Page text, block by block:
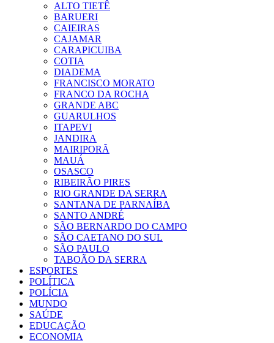
ALTO TIETÊ
BARUERI
CAIEIRAS
CAJAMAR
CARAPICUIBA
COTIA
DIADEMA
FRANCISCO MORATO
FRANCO DA ROCHA
GRANDE ABC
GUARULHOS
ITAPEVI
JANDIRA
MAIRIPORÃ
MAUÁ
OSASCO
RIBEIRÃO PIRES
RIO GRANDE DA SERRA
SANTANA DE PARNAÍBA
SANTO ANDRÉ
SÃO BERNARDO DO CAMPO
SÃO CAETANO DO SUL
SÃO PAULO
TABOÃO DA SERRA
ESPORTES
POLÍTICA
POLÍCIA
MUNDO
SAÚDE
EDUCAÇÃO
ECONOMIA